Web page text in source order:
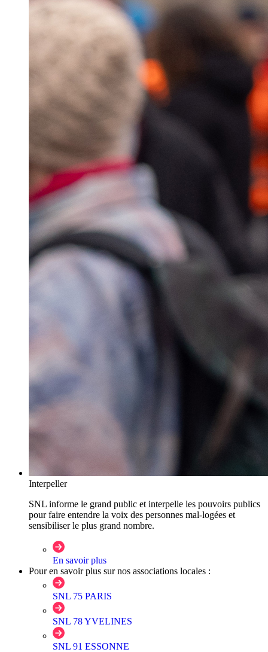
Interpeller
SNL informe le grand public et interpelle les pouvoirs publics
pour faire entendre la voix des personnes mal-logées et
sensibiliser le plus grand nombre.
En savoir plus
Pour en savoir plus sur nos associations locales :
SNL 75 PARIS
SNL 78 YVELINES
SNL 91 ESSONNE